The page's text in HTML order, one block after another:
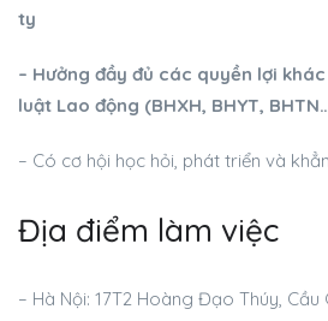
ty
– Hưởng đầy đủ các quyền lợi
luật Lao động (BHXH, BHYT,
– Có cơ hội học hỏi, phát triển và
Địa điểm làm việc
– Hà Nội: 17T2 Hoàng Đạo Thúy, Cầu